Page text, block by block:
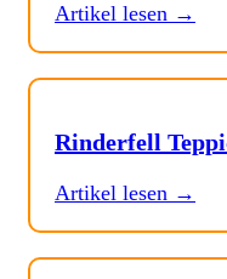
Artikel lesen →
Rinderfell
Artikel lesen →